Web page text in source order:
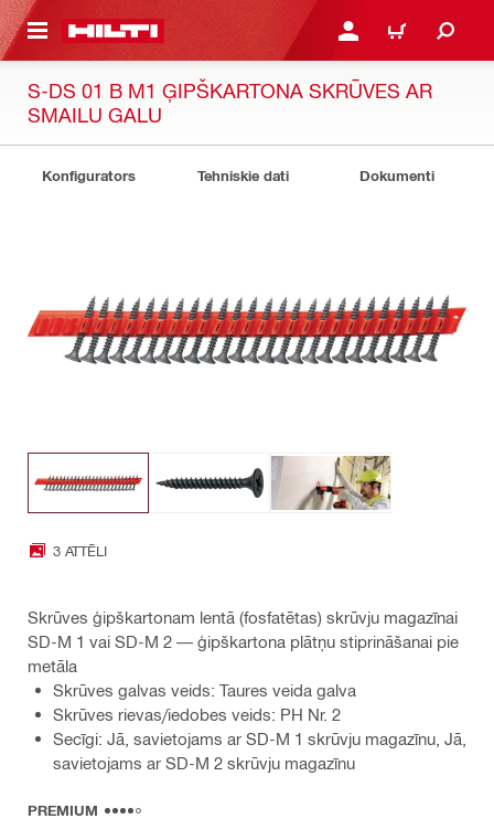
SATURU PIESLĒGTIES VAI
IEPIRKŠANĀS
S-DS 01 B M1 ĢIPŠKARTONA SKRŪVES AR
SMAILU GALU
Konfigurators Tehniskie dati Dokumenti
3 ATTĒLI
Skrūves ģipškartonam lentā (fosfatētas) skrūvju magazīnai
SD-M 1 vai SD-M 2 — ģipškartona plātņu stiprināšanai pie
metāla
Skrūves galvas veids: Taures veida galva
Skrūves rievas/iedobes veids: PH Nr. 2
Secīgi: Jā, savietojams ar SD-M 1 skrūvju magazīnu, Jā,
savietojams ar SD-M 2 skrūvju magazīnu
PREMIUM